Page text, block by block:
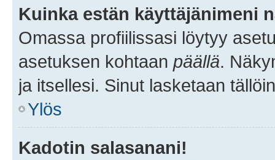
Kuinka estän käyttäjänimeni
Omassa profiilissasi löytyy
asetuksen kohtaan päällä.
ja itsellesi. Sinut lasketaan
Ylös
Kadotin salasanani!